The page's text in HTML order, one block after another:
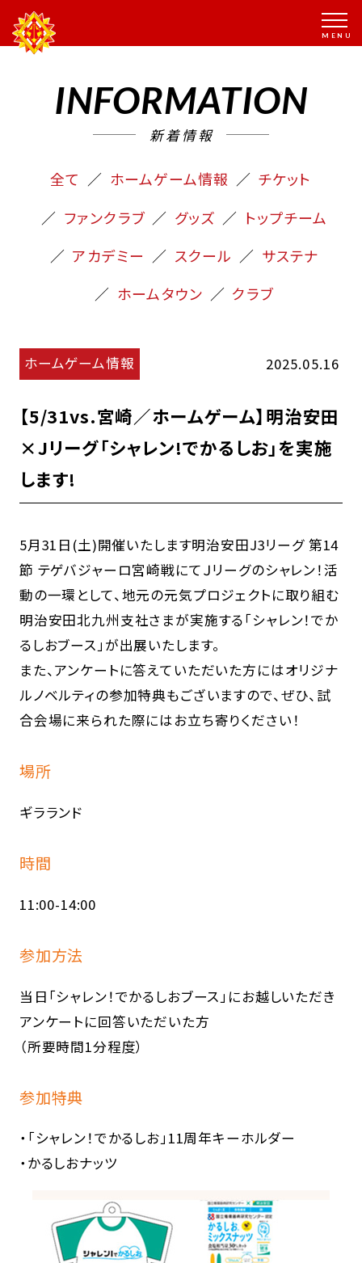
INFORMATION
新着情報
全て ホームゲーム情報
チケット
ファンクラブ
グッズ
トップチーム
アカデミー
スクール
サステナ
ホームタウン
クラブ
ホームゲーム情報 2025.05.16
【5/31vs.宮崎／ホームゲーム】明治安田
×Jリーグ「シャレン!でかるしお」を実施
します!
5月31日(土)開催いたします明治安田J3リーグ 第14
節 テゲバジャーロ宮崎戦にてＪリーグのシャレン！活
動の一環として、地元の元気プロジェクトに取り組む
明治安田北九州支社さまが実施する「シャレン！でか
るしおブース」が出展いたします。
また、アンケートに答えていただいた方にはオリジナ
ルノベルティの参加特典もございますので、ぜひ、試
合会場に来られた際にはお立ち寄りください！
場所
ギラランド
時間
11:00-14:00
参加方法
当日「シャレン！でかるしおブース」にお越しいただき
アンケートに回答いただいた方
（所要時間1分程度）
参加特典
・「シャレン！でかるしお」11周年キーホルダー
・かるしおナッツ